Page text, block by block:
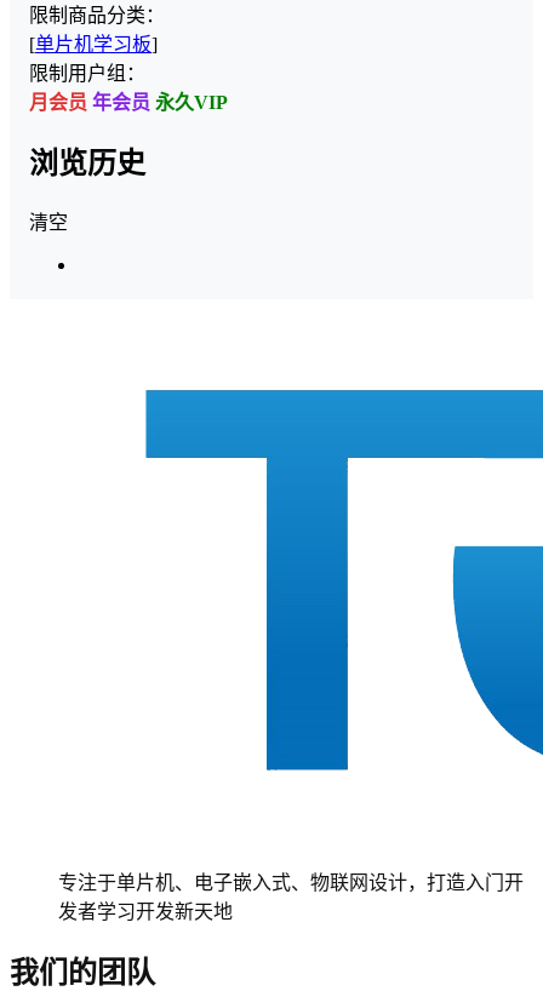
限制商品分类：
[单片机学习板]
限制用户组：
月会员 年会员 永久VIP
浏览历史
清空
专注于单片机、电子嵌入式、物联网设计，打造入门开
发者学习开发新天地
我们的团队